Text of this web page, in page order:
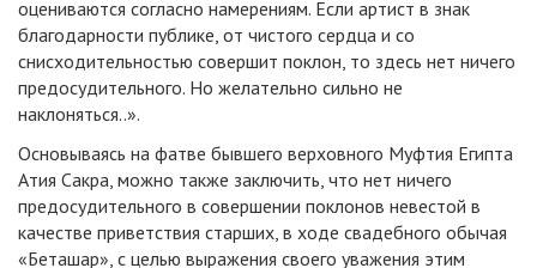
оцениваются согласно намерениям. Если артист в знак
благодарности публике, от чистого сердца и со
снисходительностью совершит поклон, то здесь нет ничего
предосудительного. Но желательно сильно не
наклоняться..».
Основываясь на фатве бывшего верховного Муфтия Египта
Атия Сакра, можно также заключить, что нет ничего
предосудительного в совершении поклонов невестой в
качестве приветствия старших, в ходе свадебного обычая
«Беташар», с целью выражения своего уважения этим